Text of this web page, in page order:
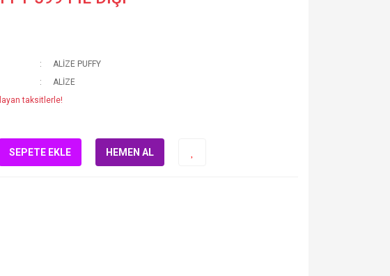
ALİZE PUFFY
ALİZE
taksitlerle!
SEPETE EKLE HEMEN AL